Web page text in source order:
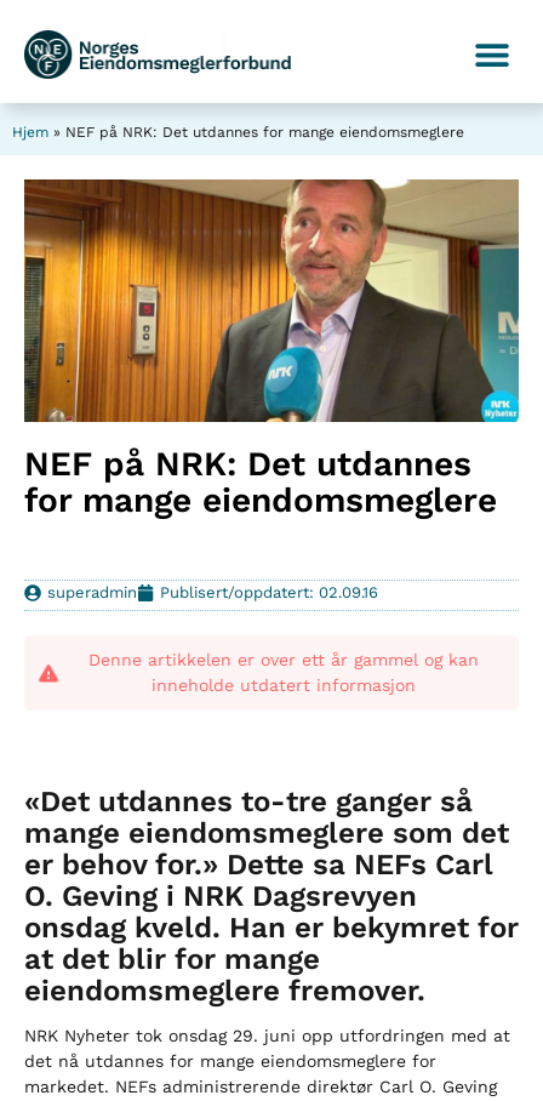
Hjem » NEF på NRK: Det utdannes for mange eiendomsmeglere
NEF på NRK: Det utdannes
for mange eiendomsmeglere
superadmin Publisert/oppdatert: 02.09.16
Denne artikkelen er over ett år gammel og kan
inneholde utdatert informasjon
«Det utdannes to-tre ganger så
mange eiendomsmeglere som det
er behov for.» Dette sa NEFs Carl
O. Geving i NRK Dagsrevyen
onsdag kveld. Han er bekymret for
at det blir for mange
eiendomsmeglere fremover.
NRK Nyheter tok onsdag 29. juni opp utfordringen med at
det nå utdannes for mange eiendomsmeglere for
markedet. NEFs administrerende direktør Carl O. Geving